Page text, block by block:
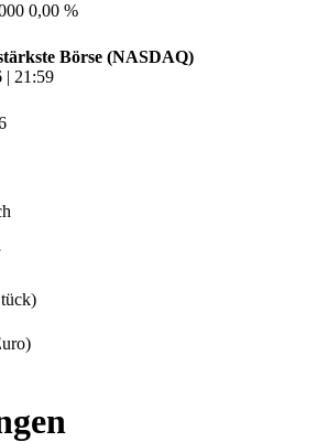
0,00 %
Börse (NASDAQ)
| 21:59